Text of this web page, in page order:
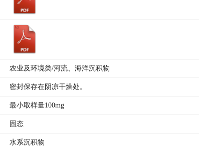
农业及环境类/河流、海洋沉积物
密封保存在阴凉干燥处。
最小取样量100mg
固态
水系沉积物